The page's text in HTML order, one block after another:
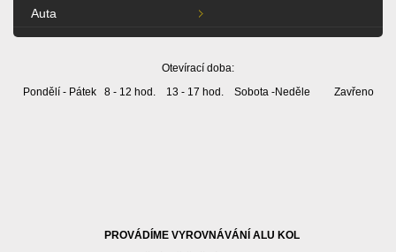
Auta
Otevírací doba:
Pondělí - Pátek 8 - 12 hod. 13 - 17 hod. Sobota -Neděle Zavřeno
PROVÁDÍME VYROVNÁVÁNÍ ALU KOL